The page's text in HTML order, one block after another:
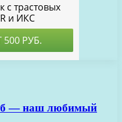
— наш любимый